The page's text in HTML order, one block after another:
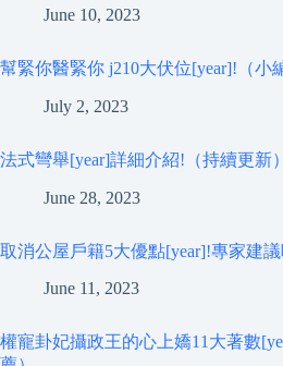
June 10, 2023
幫緊你醫緊你 j210大伏位[year]!（小
July 2, 2023
法式彎舉[year]詳細介紹!（持續更新）
June 28, 2023
取消公屋戶籍5大優點[year]!專家建
June 11, 2023
權寵卦妃攝政王的心上嬌11大著數